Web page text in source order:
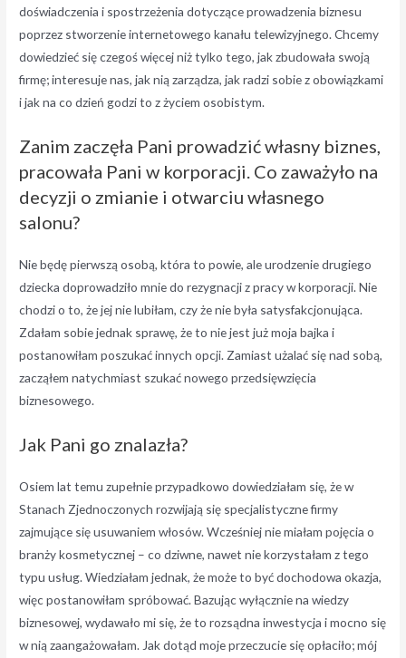
doświadczenia i spostrzeżenia dotyczące prowadzenia biznesu
poprzez stworzenie internetowego kanału telewizyjnego. Chcemy
dowiedzieć się czegoś więcej niż tylko tego, jak zbudowała swoją
firmę; interesuje nas, jak nią zarządza, jak radzi sobie z obowiązkami
i jak na co dzień godzi to z życiem osobistym.
Zanim zaczęła Pani prowadzić własny biznes,
pracowała Pani w korporacji. Co zaważyło na
decyzji o zmianie i otwarciu własnego
salonu?
Nie będę pierwszą osobą, która to powie, ale urodzenie drugiego
dziecka doprowadziło mnie do rezygnacji z pracy w korporacji. Nie
chodzi o to, że jej nie lubiłam, czy że nie była satysfakcjonująca.
Zdałam sobie jednak sprawę, że to nie jest już moja bajka i
postanowiłam poszukać innych opcji. Zamiast użalać się nad sobą,
zacząłem natychmiast szukać nowego przedsięwzięcia
biznesowego.
Jak Pani go znalazła?
Osiem lat temu zupełnie przypadkowo dowiedziałam się, że w
Stanach Zjednoczonych rozwijają się specjalistyczne firmy
zajmujące się usuwaniem włosów. Wcześniej nie miałam pojęcia o
branży kosmetycznej – co dziwne, nawet nie korzystałam z tego
typu usług. Wiedziałam jednak, że może to być dochodowa okazja,
więc postanowiłam spróbować. Bazując wyłącznie na wiedzy
biznesowej, wydawało mi się, że to rozsądna inwestycja i mocno się
w nią zaangażowałam. Jak dotąd moje przeczucie się opłaciło; mój